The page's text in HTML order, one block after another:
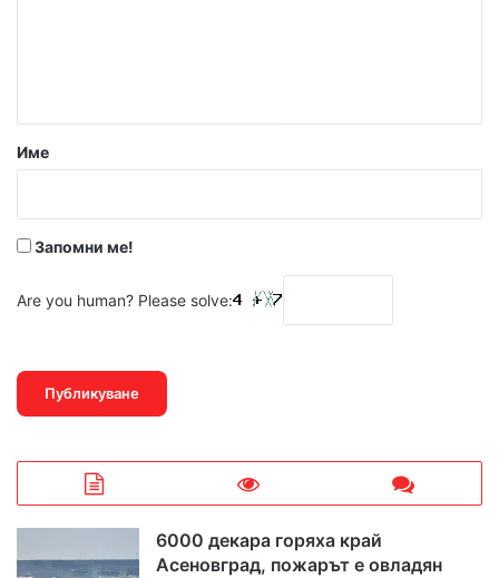
р
Име
Запомни ме!
Are you human? Please solve:
6000 декара горяха край
Асеновград, пожарът е овладян